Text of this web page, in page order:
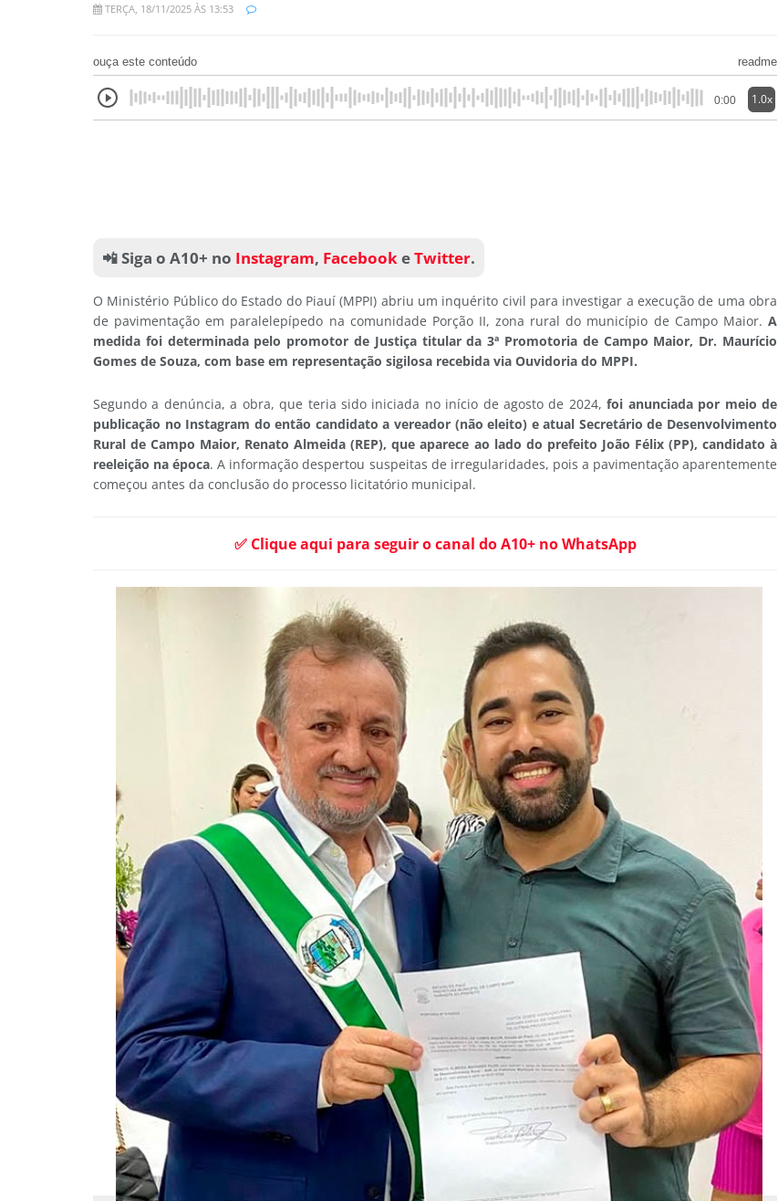
TERÇA, 18/11/2025 ÀS 13:53
ouça este conteúdo readme
0:00 1.0x
📲 Siga o A10+ no Instagram, FacebookeTwitter.
O Ministério Público do Estado do Piauí (MPPI) abriu um inquérito civil para investigar a execução de uma obra
de pavimentação em paralelepípedo na comunidade Porção II, zona rural do município de Campo Maior. A
medida foi determinada pelo promotor de Justiça titular da 3ª Promotoria de Campo Maior, Dr. Maurício
Gomes de Souza, com base em representação sigilosa recebida via Ouvidoria do MPPI.
Segundo a denúncia, a obra, que teria sido iniciada no início de agosto de 2024,foi anunciada por meio de
publicação no Instagram do então candidato a vereador (não eleito) e atual Secretário de Desenvolvimento
Rural de Campo Maior, Renato Almeida (REP), que aparece ao lado do prefeito João Félix (PP), candidato à
reeleição na época. A informação despertou suspeitas de irregularidades, pois a pavimentação aparentemente
começou antes da conclusão do processo licitatório municipal.
✅ Clique aqui para seguir o canal do A10+ no WhatsApp